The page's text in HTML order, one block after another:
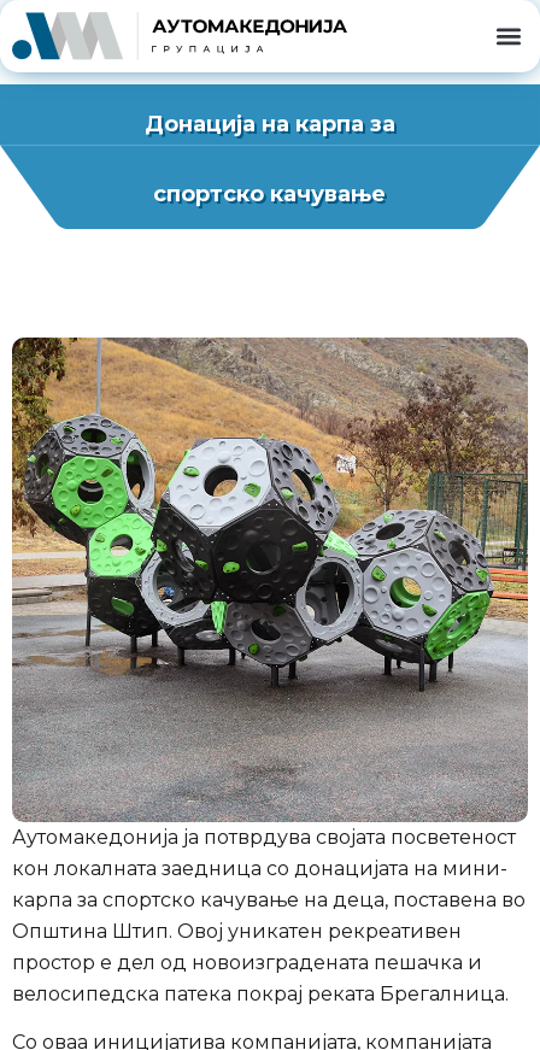
Донација на карпа за
спортско качување
Аутомакедонија ја потврдува својата посветеност
кон локалната заедница со донацијата на мини-
карпа за спортско качување на деца, поставена во
Општина Штип. Овој уникатен рекреативен
простор е дел од новоизградената пешачка и
велосипедска патека покрај реката Брегалница.
Со оваа иницијатива компанијата, компанијата